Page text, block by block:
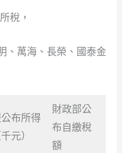
稅，
、萬海、長榮、國泰金
布所得
元）
財政部公
布自繳稅
額